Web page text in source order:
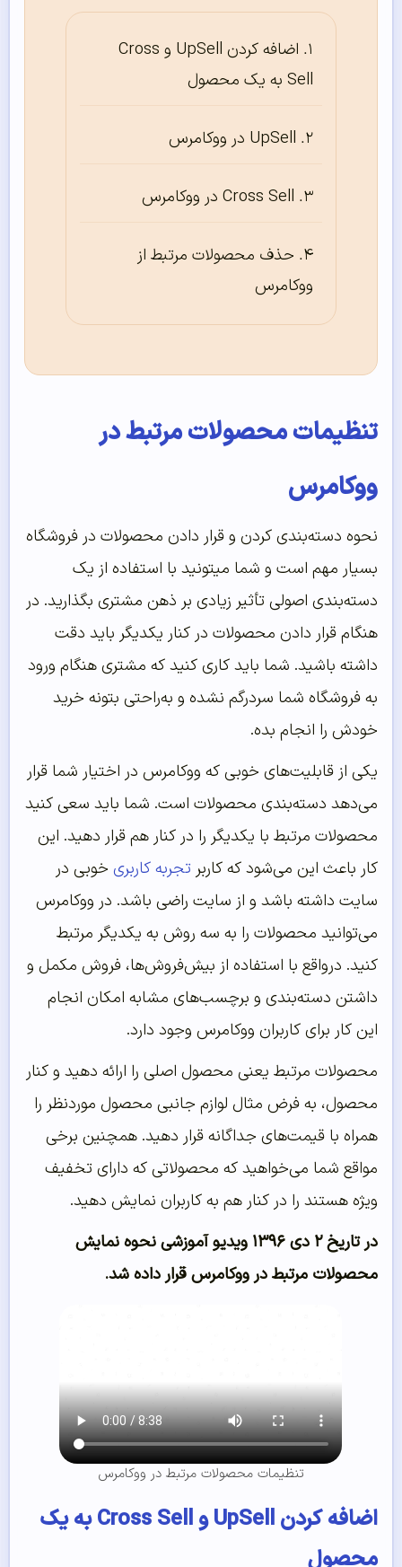
اضافه کردن UpSell و Cross
Sell به یک محصول
UpSell در ووکامرس
Cross Sell در ووکامرس
حذف محصولات مرتبط از
ووکامرس
تنظیمات محصولات مرتبط در
ووکامرس
نحوه دسته‌بندی کردن و قرار دادن محصولات در فروشگاه
بسیار مهم است و شما میتونید با استفاده از یک
دسته‌بندی اصولی تأثیر زیادی بر ذهن مشتری بگذارید. در
هنگام قرار دادن محصولات در کنار یکدیگر باید دقت
داشته باشید. شما باید کاری کنید که مشتری هنگام ورود
به فروشگاه شما سردرگم نشده و به‌راحتی بتونه خرید
خودش را انجام بده.
یکی از قابلیت‌های خوبی که ووکامرس در اختیار شما قرار
می‌دهد دسته‌بندی محصولات است. شما باید سعی کنید
محصولات مرتبط با یکدیگر را در کنار هم قرار دهید. این
کار باعث این می‌شود که کاربر تجربه کاربری خوبی در
سایت داشته باشد و از سایت راضی باشد. در ووکامرس
می‌توانید محصولات را به سه روش به یکدیگر مرتبط
کنید. درواقع با استفاده از بیش‌فروش‌ها، فروش مکمل و
داشتن دسته‌بندی و برچسب‌های مشابه امکان انجام
این کار برای کاربران ووکامرس وجود دارد.
محصولات مرتبط یعنی محصول اصلی را ارائه دهید و کنار
محصول، به فرض مثال لوازم جانبی محصول موردنظر را
همراه با قیمت‌های جداگانه قرار دهید. همچنین برخی
مواقع شما می‌خواهید که محصولاتی که دارای تخفیف
ویژه هستند را در کنار هم به کاربران نمایش دهید.
در تاریخ ۲ دی ۱۳۹۶ ویدیو آموزشی نحوه نمایش
محصولات مرتبط در ووکامرس قرار داده شد.
تنظیمات محصولات مرتبط در ووکامرس
اضافه کردن UpSell و Cross Sell به یک
محصول